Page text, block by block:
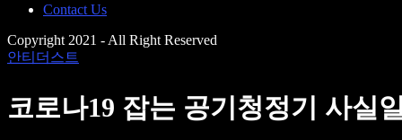
Contact Us
Copyright 2021 - All Right Reserved
안티더스트
코로나19 잡는 공기청정기 사실